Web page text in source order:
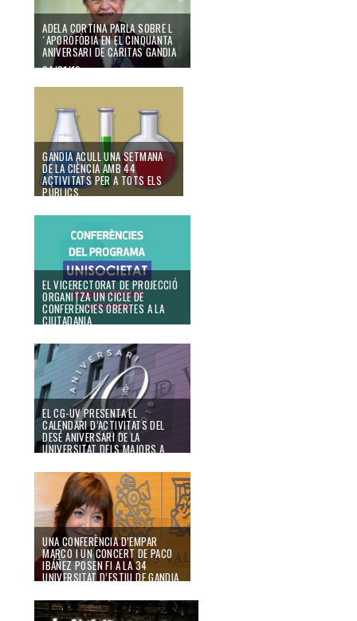
ADELA CORTINA PARLA SOBRE L
´APOROFÒBIA EN EL CINQUANTA
ANIVERSARI DE CÁRITAS GANDIA
24/01/19
GANDIA ACULL UNA SETMANA
DE LA CIÈNCIA AMB 44
ACTIVITATS PER A TOTS ELS
PÚBLICS
EL VICERECTORAT DE PROJECCIÓ
ORGANITZA UN CICLE DE
CONFERÈNCIES OBERTES A LA
CIUTADANIA
EL CG-UV PRESENTA EL
CALENDARI D’ACTIVITATS DEL
DESÉ ANIVERSARI DE LA
UNIVERSITAT DELS MAJORS A
07/03/18
UNA CONFERÈNCIA D’EMPAR
MARCO I UN CONCERT DE PACO
IBÁÑEZ POSEN FI A LA 34
UNIVERSITAT D’ESTIU DE GANDIA